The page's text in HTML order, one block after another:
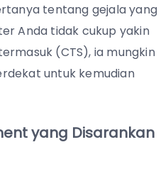
tentang gejala yang
Anda tidak cukup yakin
(CTS), ia mungkin
untuk kemudian
yang Disarankan